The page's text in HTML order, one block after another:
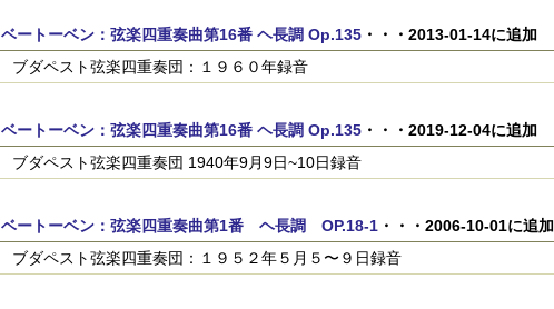
ベートーベン：弦楽四重奏曲第16番 ヘ長調 Op.135・・・2013-01-14に追加
ブダペスト弦楽四重奏団：１９６０年録音
ベートーベン：弦楽四重奏曲第16番 ヘ長調 Op.135・・・2019-12-04に追加
ブダペスト弦楽四重奏団 1940年9月9日~10日録音
ベートーベン：弦楽四重奏曲第1番 ヘ長調 OP.18-1・・・2006-10-01に追加
ブダペスト弦楽四重奏団：１９５２年５月５〜９日録音